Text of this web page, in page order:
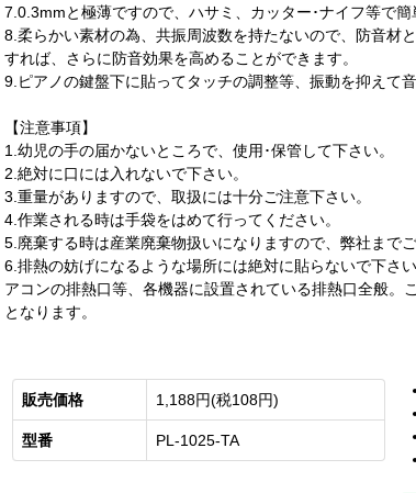
7.0.3mmと極薄ですので、ハサミ、カッター･ナイフ等で
8.柔らかい素材の為、共振周波数を持たないので、防音材
すれば、さらに防音効果を高めることができます。
9.ピアノの鍵盤下に貼ってタッチの調整等、振動を抑えて
【注意事項】
1.幼児の手の届かないところで、使用･保管して下さい。
2.絶対に口には入れないで下さい。
3.重量がありますので、取扱には十分ご注意下さい。
4.作業される時は手袋をはめて行ってください。
5.廃棄する時は産業廃棄物扱いになりますので、弊社までご
6.排熱の妨げになるような場所には絶対に貼らないで下さ
アコンの排熱口等、各機器に設置されている排熱口全般。
となります。
販売価格 1,188円(税108円)
型番 PL-1025-TA